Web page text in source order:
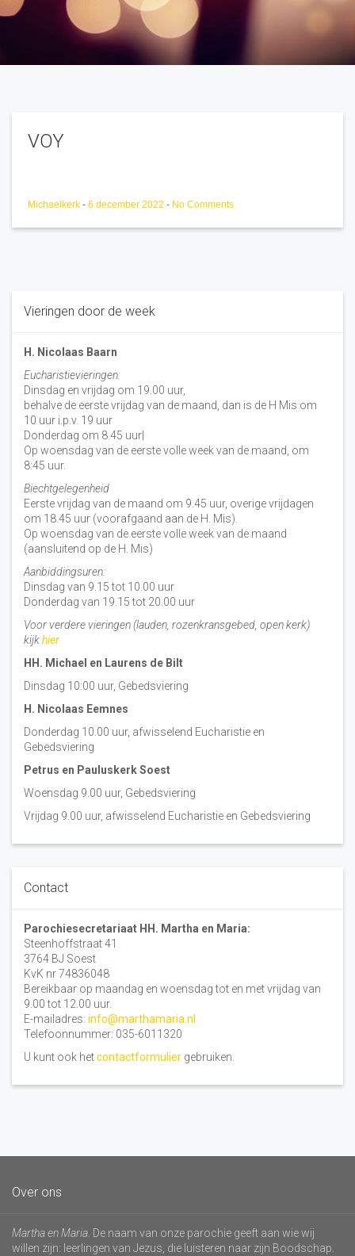
VOY
Michaelkerk - 6 december 2022 - No Comments
Vieringen door de week
H. Nicolaas Baarn
Eucharistievieringen:
Dinsdag en vrijdag om 19.00 uur,
behalve de eerste vrijdag van de maand, dan is de H Mis om
10 uur i.p.v. 19 uur
Donderdag om 8.45 uur|
Op woensdag van de eerste volle week van de maand, om
8:45 uur.
Biechtgelegenheid
Eerste vrijdag van de maand om 9.45 uur, overige vrijdagen
om 18.45 uur (voorafgaand aan de H. Mis).
Op woensdag van de eerste volle week van de maand
(aansluitend op de H. Mis)
Aanbiddingsuren:
Dinsdag van 9.15 tot 10.00 uur
Donderdag van 19.15 tot 20.00 uur
Voor verdere vieringen (lauden, rozenkransgebed, open kerk)
kijkhier
HH. Michael en Laurens de Bilt
Dinsdag 10:00 uur, Gebedsviering
H. Nicolaas Eemnes
Donderdag 10.00 uur, afwisselend Eucharistie en
Gebedsviering
Petrus en Pauluskerk Soest
Woensdag 9.00 uur, Gebedsviering
Vrijdag 9.00 uur, afwisselend Eucharistie en Gebedsviering
Contact
Parochiesecretariaat HH. Martha en Maria:
Steenhoffstraat 41
3764 BJ Soest
KvK nr 74836048
Bereikbaar op maandag en woensdag tot en met vrijdag van
9.00 tot 12.00 uur.
E-mailadres: info@marthamaria.nl
Telefoonnummer: 035-6011320
U kunt ook hetcontactformulier gebruiken.
Over ons
Martha en Maria . De naam van onze parochie geeft aan wie wij
willen zijn: leerlingen van Jezus, die luisteren naar zijn Boodschap.